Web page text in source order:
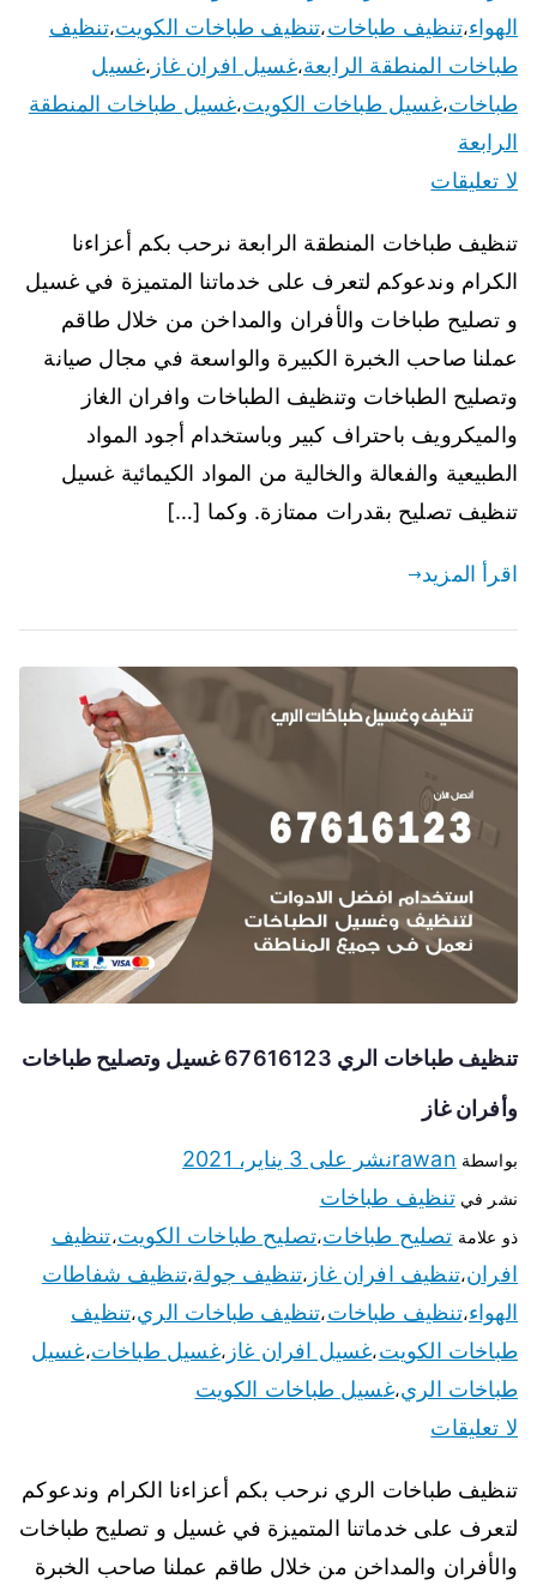
الهواء،تنظيف طباخات،تنظيف طباخات الكويت،تنظيف
طباخات المنطقة الرابعة،غسيل افران غاز ،غسيل
طباخات،غسيل طباخات الكويت،غسيل طباخات المنطقة
الرابعة
لا تعليقات
تنظيف طباخات المنطقة الرابعة نرحب بكم أعزاءنا
الكرام وندعوكم لتعرف على خدماتنا المتميزة في غسيل
و تصليح طباخات والأفران والمداخن من خلال طاقم
عملنا صاحب الخبرة الكبيرة والواسعة في مجال صيانة
وتصليح الطباخات وتنظيف الطباخات وافران الغاز
والميكرويف باحتراف كبير وباستخدام أجود المواد
الطبيعية والفعالة والخالية من المواد الكيمائية غسيل
تنظيف تصليح بقدرات ممتازة. وكما […]
اقرأ المزيد
تنظيف طباخات الري 67616123 غسيل وتصليح طباخات
وأفران غاز
بواسطة rawanنشر على 3 يناير، 2021
نشر فيتنظيف طباخات
ذو علامة تصليح طباخات،تصليح طباخات الكويت،تنظيف
افران،تنظيف افران غاز ،تنظيف جولة،تنظيف شفاطات
الهواء،تنظيف طباخات،تنظيف طباخات الري،تنظيف
طباخات الكويت،غسيل افران غاز ،غسيل طباخات،غسيل
طباخات الري،غسيل طباخات الكويت
لا تعليقات
تنظيف طباخات الري نرحب بكم أعزاءنا الكرام وندعوكم
لتعرف على خدماتنا المتميزة في غسيل و تصليح طباخات
والأفران والمداخن من خلال طاقم عملنا صاحب الخبرة